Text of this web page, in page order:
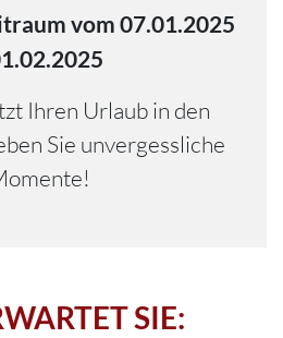
vom 07.01.2025
Ihren Urlaub in den
Sie unvergessliche
SIE: